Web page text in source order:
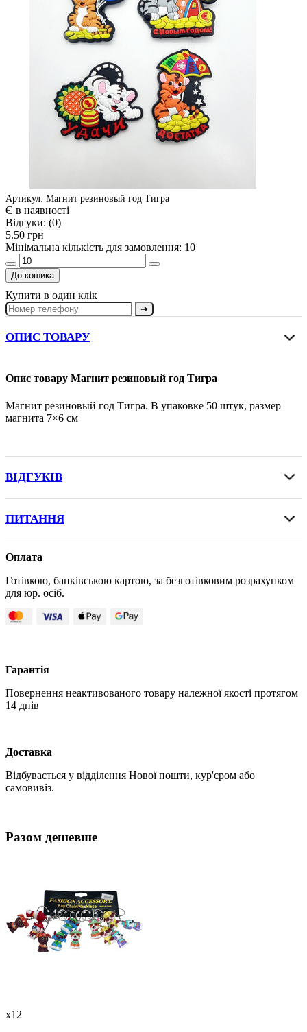
Артикул: Магнит резиновый год Тигра
Є в наявності
Відгуки: (0)
5.50 грн
Мінімальна кількість для замовлення: 10
До кошика
Купити в один клік
➔
ОПИС ТОВАРУ
Опис товару Магнит резиновый год Тигра
Магнит резиновый год Тигра. В упаковке 50 штук, размер
магнита 7×6 см
ВІДГУКІВ
ПИТАННЯ
Оплата
Готівкою, банківською картою, за безготівковим розрахунком
для юр. осіб.
Гарантія
Повернення неактивованого товару належної якості протягом
14 днів
Доставка
Відбувається у відділення Нової пошти, кур'єром або
самовивіз.
Разом дешевше
x12